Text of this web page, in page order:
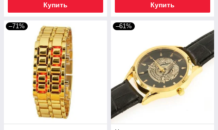
Купить Купить
–71% –61%